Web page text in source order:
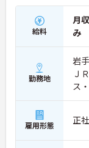
給料
月収
み
勤務地
岩
Ｊ
ス
雇用形態 正